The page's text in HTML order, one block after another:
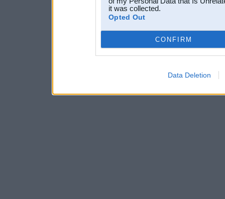
it was collected.
Opted Out
CONFIRM
Data Deletion